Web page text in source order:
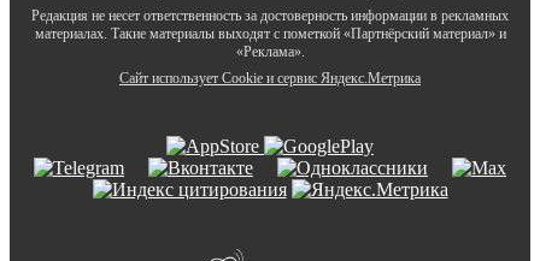
Редакция не несет ответственность за достоверность информации в рекламных
материалах. Такие материалы выходят с пометкой «Партнёрский материал» и
«Реклама».
Сайт использует Cookie и сервиc Яндекс.Метрика